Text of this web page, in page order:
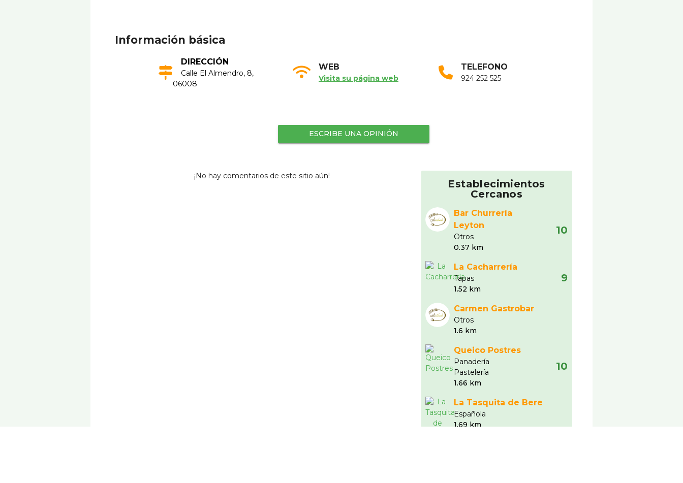
Información básica
DIRECCIÓN
Calle El Almendro, 8,
06008
WEB
Visita su página web
TELEFONO
924 252 525
ESCRIBE UNA OPINIÓN
¡No hay comentarios de este sitio aún!
Establecimientos
Cercanos
Bar Churrerí­a
Leyton
Otros
0.37 km
10
La Cacharrería
Tapas
1.52 km
9
Carmen Gastrobar
Otros
1.6 km
Queico Postres
Panaderí­a
Pastelerí­a
1.66 km
10
La Tasquita de Bere
Española
1.69 km